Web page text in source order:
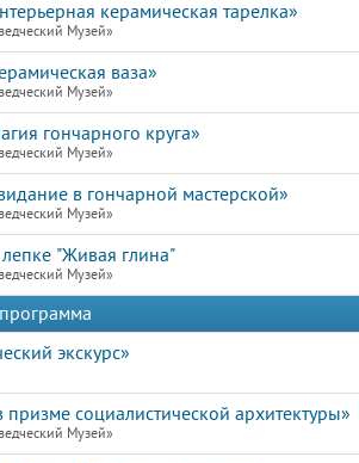
керамическая тарелка»
Музей»
ваза»
Музей»
гончарного круга»
Музей»
в гончарной мастерской»
Музей»
"Живая глина"
Музей»
экскурс»
социалистической архитектуры»
Музей»